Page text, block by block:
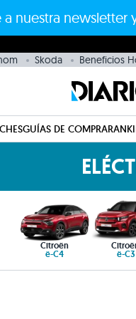
a nuestra
Skoda Beneficios
GUÍAS DE COMPRA
Citroën
ë-C4 ë-C3